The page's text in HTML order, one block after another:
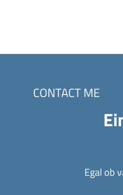
CONTACT ME
Egal ob